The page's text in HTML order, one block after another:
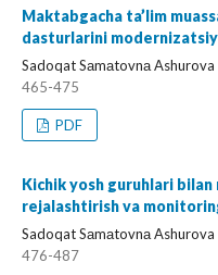
Maktabgacha ta’lim
dasturlarini
Sadoqat Sаmаtovnа Ashurova
465-475
PDF
Kichik yosh guruhlari
rejalashtirish va
Sadoqat Sаmаtovnа Ashurova
476-487